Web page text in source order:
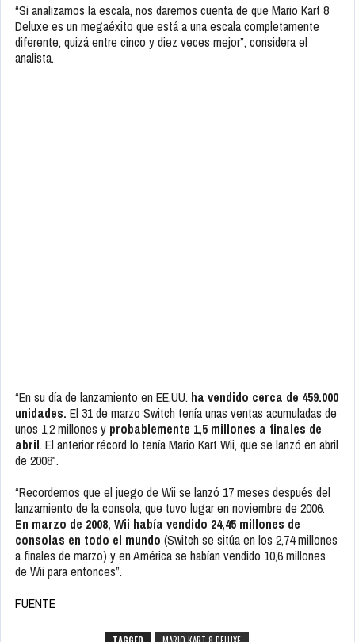
“Si analizamos la escala, nos daremos cuenta de que Mario Kart 8
Deluxe es un megaéxito que está a una escala completamente
diferente, quizá entre cinco y diez veces mejor”, considera el
analista.
“En su día de lanzamiento en EE.UU. ha vendido cerca de 459.000
unidades. El 31 de marzo Switch tenía unas ventas acumuladas de
unos 1,2 millones y probablemente 1,5 millones a finales de
abril. El anterior récord lo teníaMario Kart Wii, que se lanzó en abril
de 2008″.
“Recordemos que el juego de Wii se lanzó 17 meses después del
lanzamiento de la consola, que tuvo lugar en noviembre de 2006.
En marzo de 2008, Wii había vendido 24,45 millones de
consolas en todo el mundo (Switch se sitúa en los 2,74 millones
a finales de marzo) y en América se habían vendido 10,6 millones
de Wii para entonces”.
FUENTE